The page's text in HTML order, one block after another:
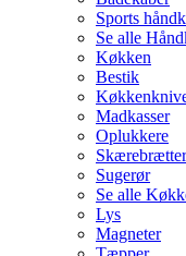
Sports
Se alle
Køkken
Bestik
Madkasser
Oplukkere
Skærebrætter
Sugerør
Se alle
Lys
Magneter